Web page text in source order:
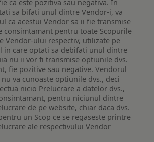
ca este pozitiva sau negativa. In
sa bifati unul dintre Vendor-i, va
ca acestui Vendor sa ii fie transmise
consimtamant pentru toate Scopurile
Vendor-ului respectiv, utilizate pe
in care optati sa debifati unul dintre
nu ii vor fi transmise optiunile dvs.
fie pozitive sau negative. Vendorul
va cunoaste optiunile dvs., deci
nicio Prelucrare a datelor dvs.,
pentru niciunul dintre
de pe website, chiar daca dvs.
un Scop ce se regaseste printre
ale respectivului Vendor